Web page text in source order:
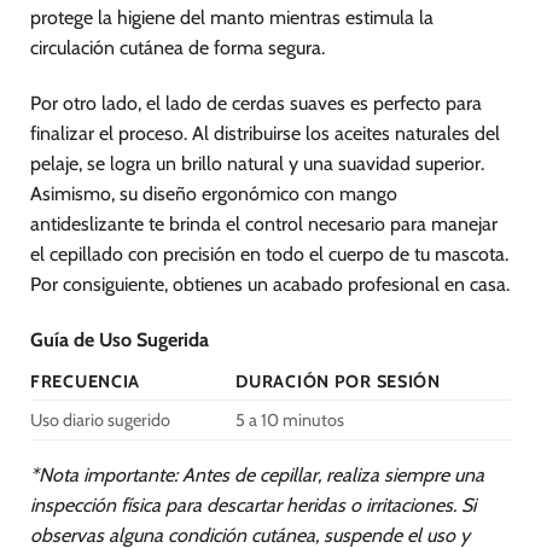
protege la higiene del manto mientras estimula la
circulación cutánea de forma segura.
Por otro lado, el lado de cerdas suaves es perfecto para
finalizar el proceso. Al distribuirse los aceites naturales del
pelaje, se logra un brillo natural y una suavidad superior.
Asimismo, su diseño ergonómico con mango
antideslizante te brinda el control necesario para manejar
el cepillado con precisión en todo el cuerpo de tu mascota.
Por consiguiente, obtienes un acabado profesional en casa.
Guía de Uso Sugerida
FRECUENCIA
DURACIÓN POR SESIÓN
Uso diario sugerido
5 a 10 minutos
*Nota importante: Antes de cepillar, realiza siempre una
inspección física para descartar heridas o irritaciones. Si
observas alguna condición cutánea, suspende el uso y